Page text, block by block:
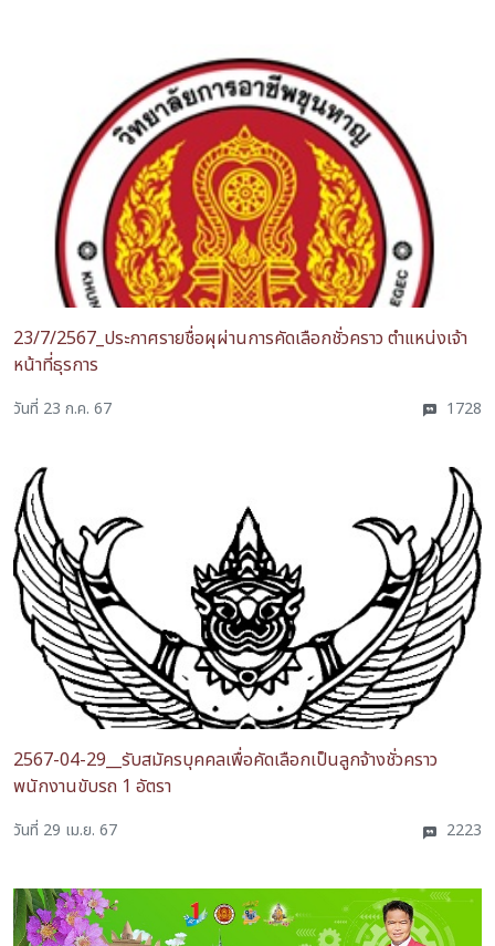
23/7/2567_ประกาศรายชื่อผุผ่านการคัดเลือกชั่วคราว ตำแหน่งเจ้า
หน้าที่ธุรการ
วันที่ 23 ก.ค. 67 1728
2567-04-29__รับสมัครบุคคลเพื่อคัดเลือกเป็นลูกจ้างชั่วคราว
พนักงานขับรถ 1 อัตรา
วันที่ 29 เม.ย. 67 2223